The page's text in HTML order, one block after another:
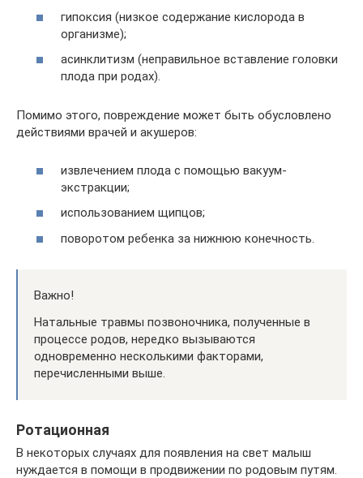
гипоксия (низкое содержание кислорода в
организме);
асинклитизм (неправильное вставление головки
плода при родах).
Помимо этого, повреждение может быть обусловлено
действиями врачей и акушеров:
извлечением плода с помощью вакуум-
экстракции;
использованием щипцов;
поворотом ребенка за нижнюю конечность.
Важно!
Натальные травмы позвоночника, полученные в
процессе родов, нередко вызываются
одновременно несколькими факторами,
перечисленными выше.
Ротационная
В некоторых случаях для появления на свет малыш
нуждается в помощи в продвижении по родовым путям.